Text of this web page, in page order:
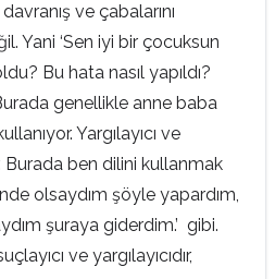
ve çabalarını
Yani ‘Sen iyi bir çocuksun
Bu hata nasıl yapıldı?
genellikle anne baba
Yargılayıcı ve
Burada ben dilini kullanmak
olsaydım şöyle yapardım,
şuraya giderdim.’ gibi.
ve yargılayıcıdır,